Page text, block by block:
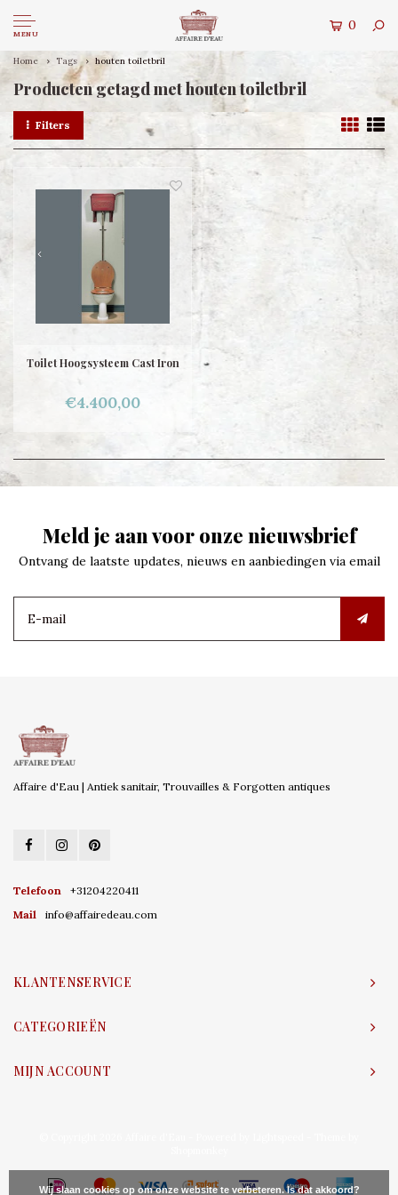
MENU
0
Home Tags houten toiletbril
Producten getagd met houten toiletbril
Filters
Toilet Hoogsysteem Cast Iron
€4.400,00
Meld je aan voor onze nieuwsbrief
Ontvang de laatste updates, nieuws en aanbiedingen via email
Affaire d'Eau | Antiek sanitair, Trouvailles & Forgotten antiques
Telefoon
+31204220411
Mail
info@affairedeau.com
KLANTENSERVICE
CATEGORIEËN
MIJN ACCOUNT
Wij slaan cookies op om onze website te verbeteren. Is dat akkoord?